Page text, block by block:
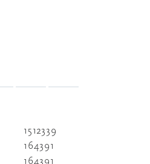
1512339
164391
164391